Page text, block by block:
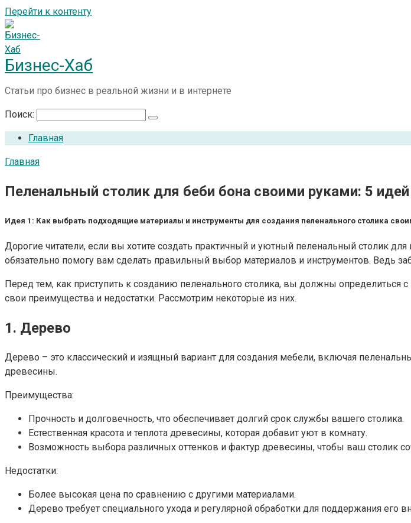
Перейти к контенту
Бизнес-Хаб
Статьи про бизнес в реальной жизни и в интернете
Поиск:
Главная
Главная
Пеленальный столик для беби бона своими руками: 5
Идея 1: Как выбрать подходящие материалы и инструменты для создания пеленального столика
Дорогие читатели, если вы хотите создать практичный и уютный пеленальный столик
обязательно помогу вам сделать правильный выбор материалов и инструментов. Ведь
Перед тем, как приступить к созданию пеленального столика, вы должны
свои преимущества и недостатки. Рассмотрим некоторые из них.
1. Дерево
Дерево – это классический и изящный вариант для создания мебели, включая
древесины.
Преимущества:
Прочность и долговечность, что обеспечивает долгий срок службы вашего столика.
Естественная красота и теплота древесины, которая добавит уют в комнату.
Возможность выбора различных оттенков и фактур древесины, чтобы ваш столик
Недостатки:
Более высокая цена по сравнению с другими материалами.
Дерево требует специального ухода и регулярной обработки для поддержания его